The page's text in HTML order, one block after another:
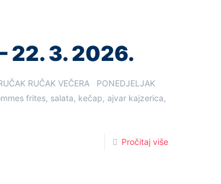
22. 3. 2026.
RUČAK VEČERA PONEDJELJAK
frites, salata, kečap, ajvar kajzerica,
Pročitaj više